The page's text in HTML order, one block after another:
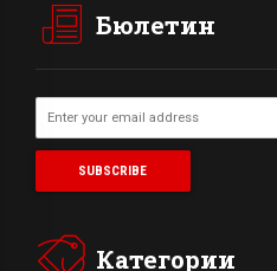
Бюлетин
Категории